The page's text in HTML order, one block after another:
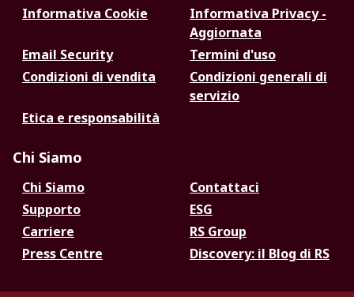
Informativa Cookie
Informativa Privacy -
Aggiornata
Email Security
Termini d'uso
Condizioni di vendita
Condizioni generali di
servizio
Etica e responsabilità
Chi Siamo
Chi Siamo
Contattaci
Supporto
ESG
Carriere
RS Group
Press Centre
Discovery: il Blog di RS